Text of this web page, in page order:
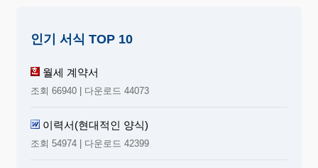
인기 서식 TOP 10
월세 계약서
조회 66940 | 다운로드 44073
이력서(현대적인 양식)
조회 54974 | 다운로드 42399